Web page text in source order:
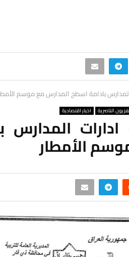
المدارس بادامة اسطح المدارس مع موسم
الناصرية اخبار اقتصادية
المدارس
الأمطار